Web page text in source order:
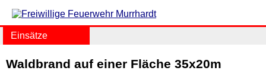
Einsätze
Waldbrand auf einer Fläche 35x20m